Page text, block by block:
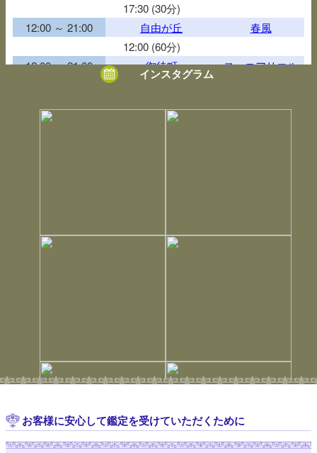
17:30 (30分)
12:00 ～ 21:00
自由が丘
春風
12:00 (60分)
12:00 ～ 21:00
御徒町
ヨーコアリエル
12:00 ～ 21:00
浅草
にゃん幸実歩
12:30 (30分) 15:15 (30分) 19:00 (30分)
12:00 ～ 21:00
浅草駅前 黒須たろこ
インスタグラム
お客様に安心して鑑定を受けていただくために